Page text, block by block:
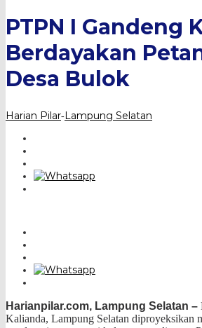
PTPN I Gandeng
Berdayakan
Desa Bulok
Harian Pilar-Lampung Selatan
Harianpilar.com, Lampung Selatan –
Kalianda, Lampung Selatan diproyeksikan